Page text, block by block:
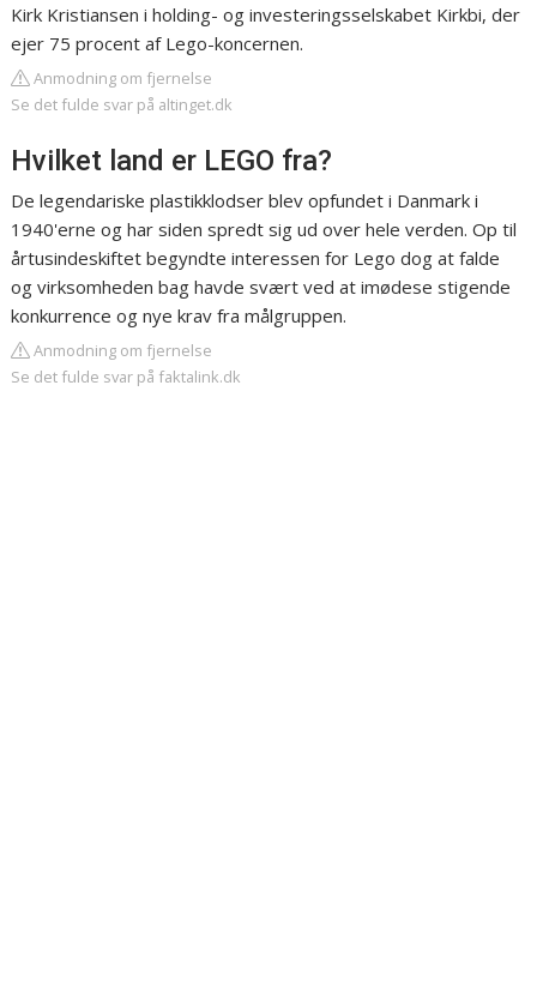
Kirk Kristiansen i holding- og investeringsselskabet Kirkbi, der
ejer 75 procent af Lego-koncernen.
Anmodning om fjernelse
Se det fulde svar på altinget.dk
Hvilket land er LEGO fra?
De legendariske plastikklodser blev opfundet i Danmark i
1940'erne og har siden spredt sig ud over hele verden. Op til
årtusindeskiftet begyndte interessen for Lego dog at falde
og virksomheden bag havde svært ved at imødese stigende
konkurrence og nye krav fra målgruppen.
Anmodning om fjernelse
Se det fulde svar på faktalink.dk